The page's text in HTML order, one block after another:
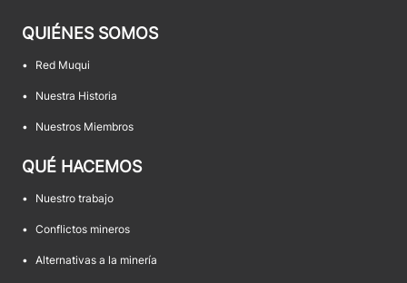
QUIÉNES SOMOS
• Red Muqui
• Nuestra Historia
• Nuestros Miembros
QUÉ HACEMOS
• Nuestro trabajo
• Conflictos mineros
• Alternativas a la minería